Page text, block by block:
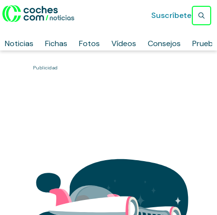
Noticias Fichas Fotos Vídeos Consejos
Suscríbete
Publicidad